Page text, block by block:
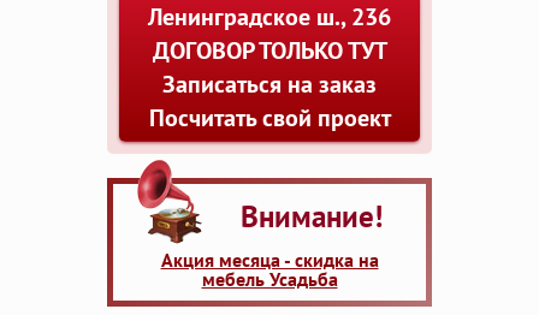
Ленинградское ш., 236
ДОГОВОР ТОЛЬКО ТУТ
Записаться на заказ
Посчитать свой проект
Внимание!
Акция месяца - скидка на
мебель Усадьба